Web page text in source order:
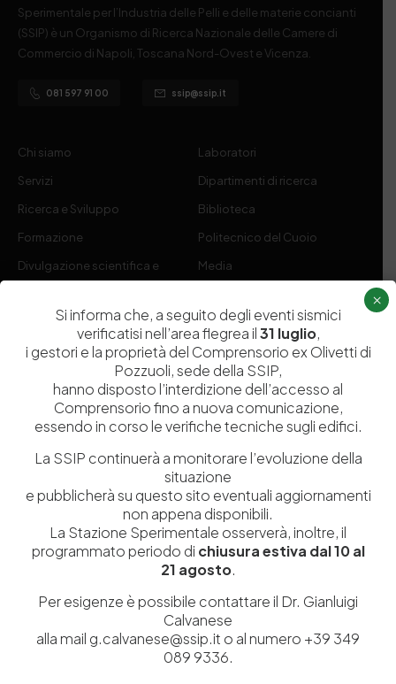
Sperimentale per l’Industria delle Pelli e delle materie concianti
(SSIP) è un Organismo di Ricerca Nazionale delle Camere di
Commercio di Napoli, Toscana Nord-Ovest e Vicenza.
081 597 91 00 ssip@ssip.it
Chi siamo
Servizi
Ricerca e Sviluppo
Formazione
Divulgazione scientifica e
Contribuenti
Contatti
Laboratori
Dipartimenti di ricerca
Biblioteca
Politecnico del Cuoio
Media
Tutela Whistleblowing
Amministrazione Trasparente
Iscrizione REANA 920756
Codice di iscrizione all’Anagrafe Nazionale delle Ricerche del
MIUR000290_EIRI
Euro9.690.240,00
stazionesperimentaleindustriapelli@legalmail.it
Sede legaleVia Campi Flegrei, 34 – 80078 Pozzuoli (NA) – Tel. +39
Si informa che, a seguito degli eventi sismici
verificatisi nell’area flegrea il31 luglio,
i gestori e la proprietà del Comprensorio ex Olivetti di
Pozzuoli, sede della SSIP,
hanno disposto l’interdizione dell’accesso al
Comprensorio fino a nuova comunicazione,
essendo in corso le verifiche tecniche sugli edifici.
La SSIP continuerà a monitorare l’evoluzione della
situazione
e pubblicherà su questo sito eventuali aggiornamenti
non appena disponibili.
La Stazione Sperimentale osserverà, inoltre, il
programmato periodo di chiusura estiva dal 10 al
21 agosto.
Per esigenze è possibile contattare il Dr. Gianluigi
Calvanese
alla mail g.calvanese@ssip.it o al numero +39 349
089 9336.
×